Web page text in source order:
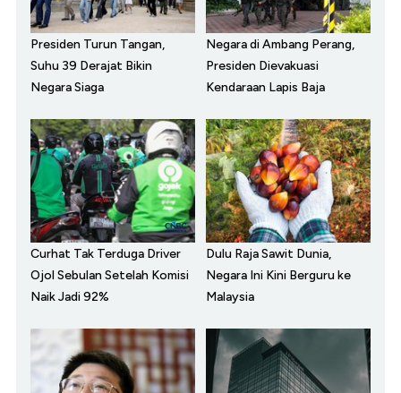
Presiden Turun Tangan,
Suhu 39 Derajat Bikin
Negara Siaga
Negara di Ambang Perang,
Presiden Dievakuasi
Kendaraan Lapis Baja
Curhat Tak Terduga Driver
Ojol Sebulan Setelah Komisi
Naik Jadi 92%
Dulu Raja Sawit Dunia,
Negara Ini Kini Berguru ke
Malaysia